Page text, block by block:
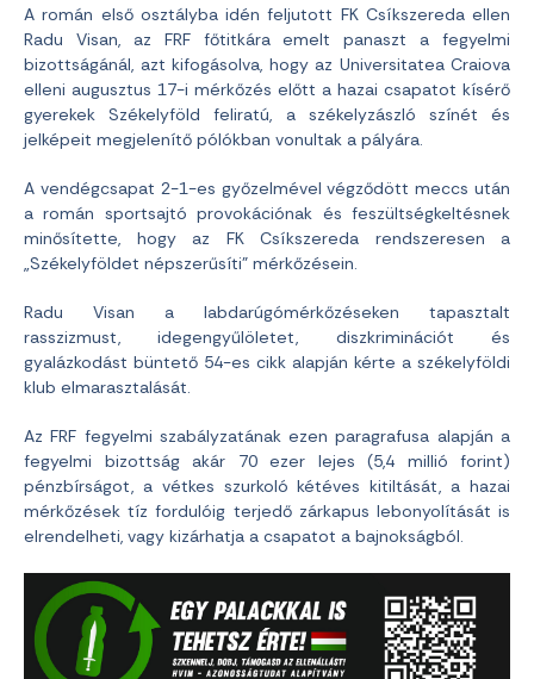
A román első osztályba idén feljutott FK Csíkszereda ellen
Radu Visan, az FRF főtitkára emelt panaszt a fegyelmi
bizottságánál, azt kifogásolva, hogy az Universitatea Craiova
elleni augusztus 17-i mérkőzés előtt a hazai csapatot kísérő
gyerekek Székelyföld feliratú, a székelyzászló színét és
jelképeit megjelenítő pólókban vonultak a pályára.
A vendégcsapat 2-1-es győzelmével végződött meccs után
a román sportsajtó provokációnak és feszültségkeltésnek
minősítette, hogy az FK Csíkszereda rendszeresen a
„Székelyföldet népszerűsíti” mérkőzésein.
Radu Visan a labdarúgómérkőzéseken tapasztalt
rasszizmust, idegengyűlöletet, diszkriminációt és
gyalázkodást büntető 54-es cikk alapján kérte a székelyföldi
klub elmarasztalását.
Az FRF fegyelmi szabályzatának ezen paragrafusa alapján a
fegyelmi bizottság akár 70 ezer lejes (5,4 millió forint)
pénzbírságot, a vétkes szurkoló kétéves kitiltását, a hazai
mérkőzések tíz fordulóig terjedő zárkapus lebonyolítását is
elrendelheti, vagy kizárhatja a csapatot a bajnokságból.